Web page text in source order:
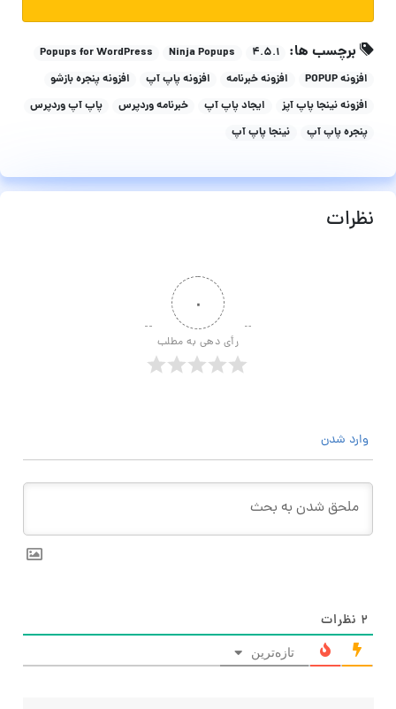
برچسب ها: ۴.۵.۱ Ninja Popups
Popups for WordPress
افزونه POPUP
افزونه خبرنامه افزونه پاپ آپ
افزونه پنجره بازشو
افزونه نینجا پاپ آپز
ایجاد پاپ آپ خبرنامه وردپرس
پاپ آپ وردپرس
پنجره پاپ آپ
نینجا پاپ آپ
نظرات
۰
رأی دهی به مطلب
وارد شدن
۲ نظرات
تازه‌ترین